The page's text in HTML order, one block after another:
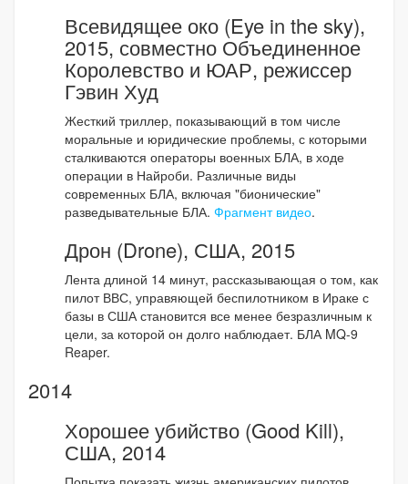
Всевидящее око (Eye in the sky),
2015, совместно Объединенное
Королевство и ЮАР, режиссер
Гэвин Худ
Жесткий триллер, показывающий в том числе
моральные и юридические проблемы, с которыми
сталкиваются операторы военных БЛА, в ходе
операции в Найроби. Различные виды
современных БЛА, включая "бионические"
разведывательные БЛА. Фрагмент видео.
Дрон (Drone), США, 2015
Лента длиной 14 минут, рассказывающая о том, как
пилот ВВС, управяющей беспилотником в Ираке с
базы в США становится все менее безразличным к
цели, за которой он долго наблюдает. БЛА MQ-9
Reaper.
2014
Хорошее убийство (Good Kill),
США, 2014